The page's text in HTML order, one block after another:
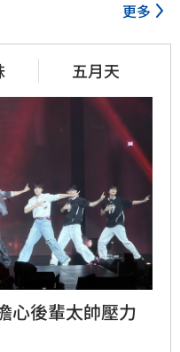
更多
五月天
心後輩太帥壓力